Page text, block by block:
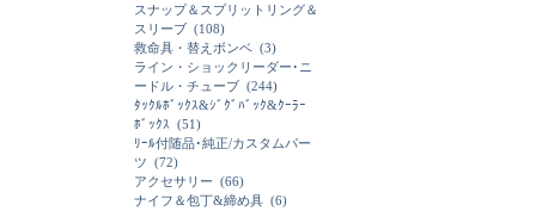
スナップ＆スプリットリング＆
スリーブ (108)
救命具・替えボンベ (3)
ライン・ショックリーダー･ニ
ードル・チューブ (244)
ﾀｯｸﾙﾎﾞｯｸｽ&ｼﾞｸﾞﾊﾞｯｸ&ｸｰﾗｰ
ﾎﾞｯｸｽ (51)
ﾘｰﾙ付随品･純正/カスタムパー
ツ (72)
アクセサリー (66)
ナイフ＆包丁&締め具 (6)